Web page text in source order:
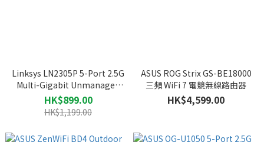
Linksys LN2305P 5-Port 2.5G
Multi-Gigabit Unmanaged
PoE+ Switches 網絡交換器
HK$899.00
HK$1,199.00
ASUS ROG Strix GS-BE18000
三頻 WiFi 7 電競無線路由器
HK$4,599.00